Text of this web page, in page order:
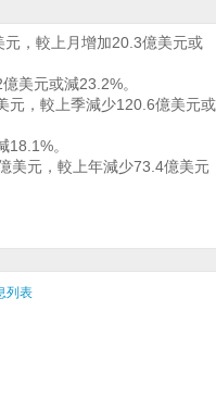
，較上月增加20.3億美元或
美元或減23.2%。
元，較上季減少120.6億美元或
。
美元，較上年減少73.4億美元
列表